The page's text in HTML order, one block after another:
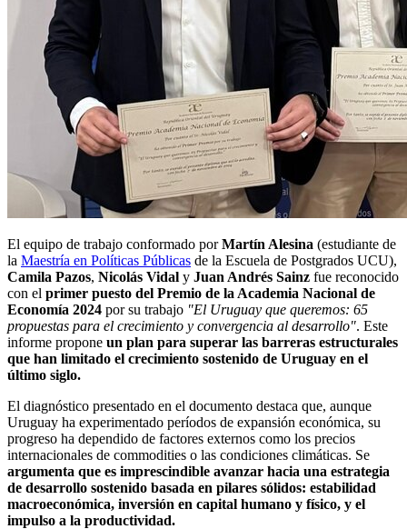
El equipo de trabajo conformado porMartín Alesina (estudiante de
la Maestría en Políticas Públicas de la Escuela de Postgrados UCU),
Camila Pazos, Nicolás Vidal y Juan Andrés Sainz fue reconocido
con el primer puesto del Premio de la Academia Nacional de
Economía 2024 por su trabajo "El Uruguay que queremos: 65
propuestas para el crecimiento y convergencia al desarrollo". Este
informe propone un plan para superar las barreras estructurales
que han limitado el crecimiento sostenido de Uruguay en el
último siglo.
El diagnóstico presentado en el documento destaca que, aunque
Uruguay ha experimentado períodos de expansión económica, su
progreso ha dependido de factores externos como los precios
internacionales de commodities o las condiciones climáticas. Se
argumenta que es imprescindible avanzar hacia una estrategia
de desarrollo sostenido basada en pilares sólidos: estabilidad
macroeconómica, inversión en capital humano y físico, y el
impulso a la productividad.